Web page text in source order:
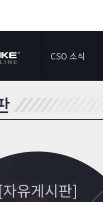
CSO 소식
[자유게시판]